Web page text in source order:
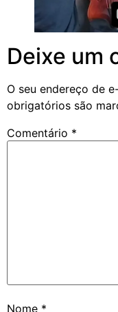
Deixe um
O seu endereço de
obrigatórios são
Comentário *
Nome *